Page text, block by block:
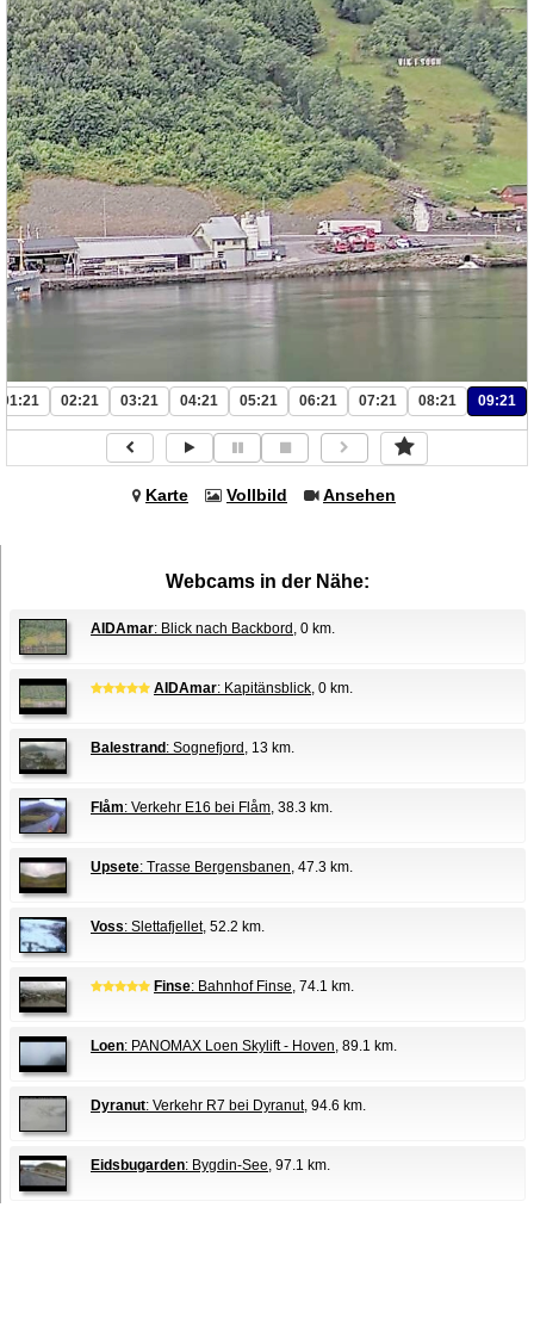
01:21 02:21 03:21 04:21 05:21 06:21 07:21 08:21 09:21
Karte Vollbild Ansehen
Webcams in der Nähe:
AIDAmar: Blick nach Backbord , 0 km.
AIDAmar: Kapitänsblick , 0 km.
Balestrand: Sognefjord , 13 km.
Flåm: Verkehr E16 bei Flåm , 38.3 km.
Upsete: Trasse Bergensbanen , 47.3 km.
Voss: Slettafjellet, 52.2 km.
Finse: Bahnhof Finse , 74.1 km.
Loen: PANOMAX Loen Skylift - Hoven , 89.1 km.
Dyranut: Verkehr R7 bei Dyranut, 94.6 km.
Eidsbugarden: Bygdin-See , 97.1 km.